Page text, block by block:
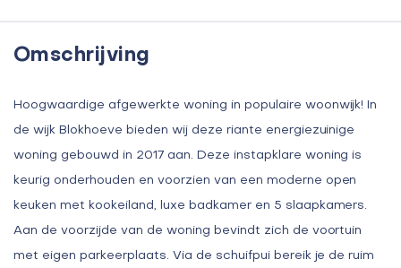
Omschrijving
Hoogwaardige afgewerkte woning in populaire woonwijk! In
de wijk Blokhoeve bieden wij deze riante energiezuinige
woning gebouwd in 2017 aan. Deze instapklare woning is
keurig onderhouden en voorzien van een moderne open
keuken met kookeiland, luxe badkamer en 5 slaapkamers.
Aan de voorzijde van de woning bevindt zich de voortuin
met eigen parkeerplaats. Via de schuifpui bereik je de ruim